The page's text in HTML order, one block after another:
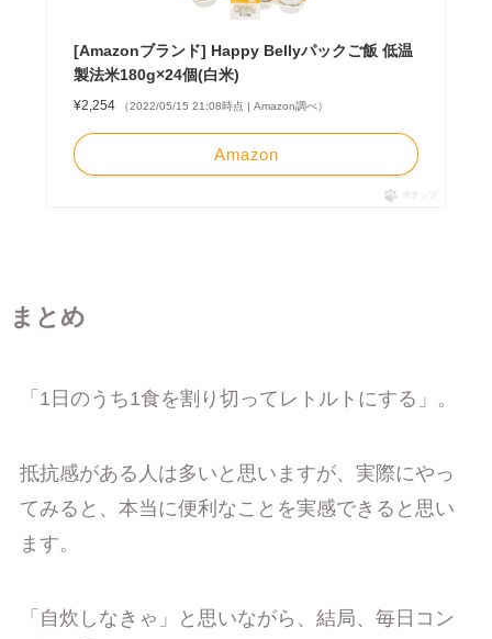
[Amazonブランド] Happy Bellyパックご飯 低温
製法米180g×24個(白米)
¥2,254 （2022/05/15 21:08時点 | Amazon調べ）
Amazon
ポチップ
まとめ
「1日のうち1食を割り切ってレトルトにする」。
抵抗感がある人は多いと思いますが、実際にやっ
てみると、本当に便利なことを実感できると思い
ます。
「自炊しなきゃ」と思いながら、結局、毎日コン